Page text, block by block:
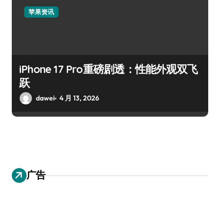
苹果资讯
iPhone 17 Pro重磅剧透：性能外观双飞
跃
dawei 4 月 13, 2026
广告